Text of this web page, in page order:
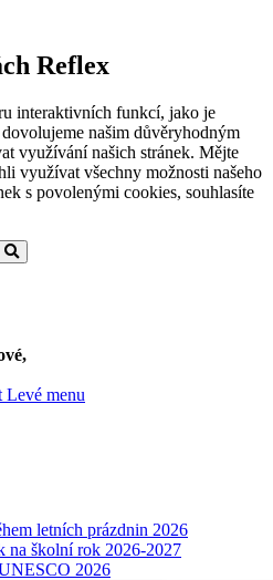
Reflex
interaktivních funkcí, jako je
našim důvěryhodným
využívání našich stránek. Mějte
využívat všechny možnosti našeho
s povolenými cookies, souhlasíte
Levé menu
letních prázdnin 2026
na školní rok 2026-2027
2026